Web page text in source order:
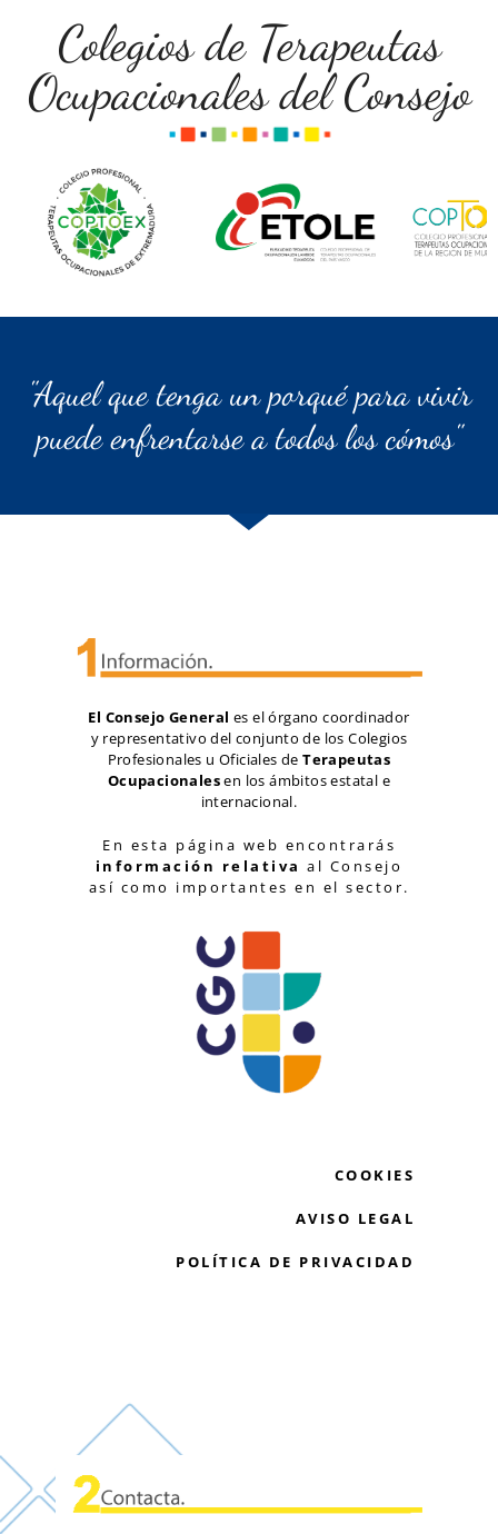
Colegios de Terapeutas
Ocupacionales del Consejo
"Aquel que tenga un porqué para vivir
puede enfrentarse a todos los cómos"
El Consejo General es el órgano coordinador
y representativo del conjunto de los Colegios
Profesionales u Oficiales deTerapeutas
Ocupacionalesen los ámbitos estatal e
internacional.
En esta página web encontrarás
información relativa al Consejo
así como importantes en el sector.
COOKIES
AVISO LEGAL
POLÍTICA DE PRIVACIDAD